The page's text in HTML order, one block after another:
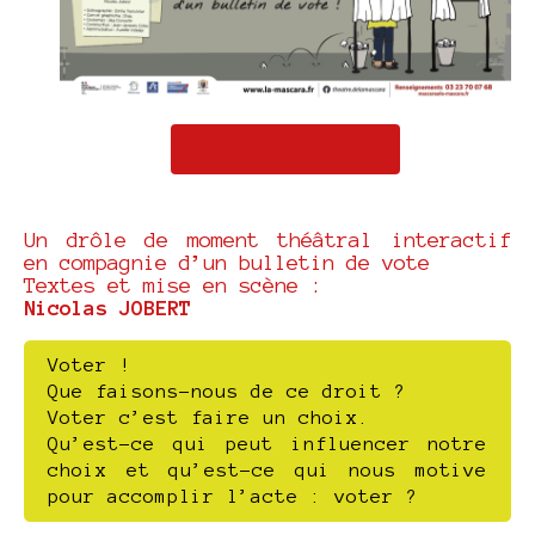
Un drôle de moment théâtral interactif
en compagnie d’un bulletin de vote
Textes et mise en scène :
Nicolas JOBERT
Voter !
Que faisons-nous de ce droit ?
Voter c’est faire un choix.
Qu’est-ce qui peut influencer notre
choix et qu’est-ce qui nous motive
pour accomplir l’acte : voter ?